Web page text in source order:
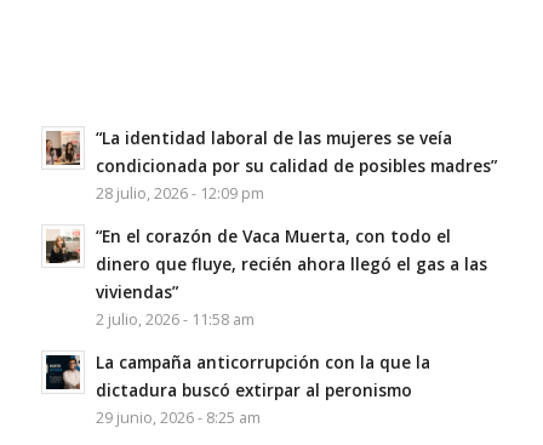
“La identidad laboral de las mujeres se veía
condicionada por su calidad de posibles madres”
28 julio, 2026 - 12:09 pm
“En el corazón de Vaca Muerta, con todo el
dinero que fluye, recién ahora llegó el gas a las
viviendas”
2 julio, 2026 - 11:58 am
La campaña anticorrupción con la que la
dictadura buscó extirpar al peronismo
29 junio, 2026 - 8:25 am